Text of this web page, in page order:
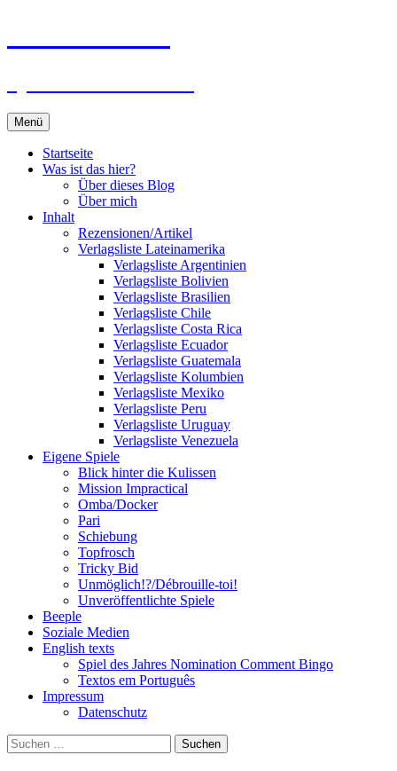
Menü
Startseite
Was ist das hier?
Über dieses Blog
Über mich
Inhalt
Rezensionen/Artikel
Verlagsliste Lateinamerika
Verlagsliste Argentinien
Verlagsliste Bolivien
Verlagsliste Brasilien
Verlagsliste Chile
Verlagsliste Costa Rica
Verlagsliste Ecuador
Verlagsliste Guatemala
Verlagsliste Kolumbien
Verlagsliste Mexiko
Verlagsliste Peru
Verlagsliste Uruguay
Verlagsliste Venezuela
Eigene Spiele
Blick hinter die Kulissen
Mission Impractical
Omba/Docker
Pari
Schiebung
Topfrosch
Tricky Bid
Unmöglich!?/Débrouille-toi!
Unveröffentlichte Spiele
Beeple
Soziale Medien
English texts
Spiel des Jahres Nomination Comment Bingo
Textos em Português
Impressum
Datenschutz
Suchen
nach: